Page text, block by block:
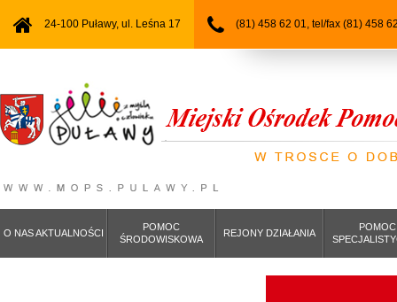
24-100 Puławy, ul. Leśna 17 (81) 458 62 01, tel/fax (81) 458
O NAS AKTUALNOŚCI
POMOC
ŚRODOWISKOWA
REJONY DZIAŁANIA
POMOC